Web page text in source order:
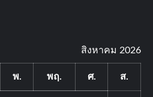
สิงหาคม 2026
พ. พฤ. ศ. ส.